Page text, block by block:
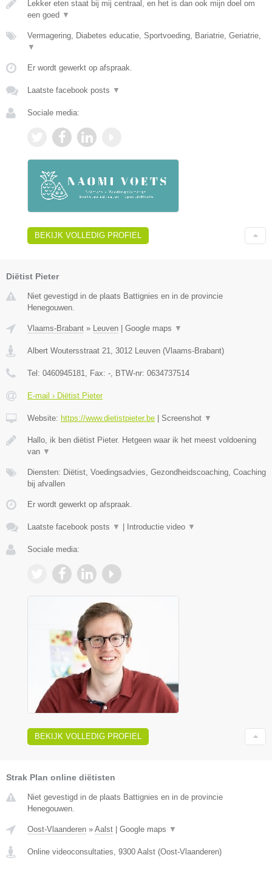
Lekker eten staat bij mij centraal, en het is dan ook mijn doel om
een goed ▼
Vermagering, Diabetes educatie, Sportvoeding, Bariatrie, Geriatrie,
▼
Er wordt gewerkt op afspraak.
Laatste facebook posts ▼
Sociale media:
BEKIJK VOLLEDIG PROFIEL
Diëtist Pieter
Niet gevestigd in de plaats Battignies en in de provincie
Henegouwen.
Vlaams-Brabant » Leuven | Google maps ▼
Albert Woutersstraat 21 3012 Leuven (Vlaams-Brabant)
Tel: 0460945181 , Fax: - , BTW-nr: 0634737514
E-mail › Diëtist Pieter
Website: https://www.dietistpieter.be | Screenshot ▼
Hallo, ik ben diëtist Pieter. Hetgeen waar ik het meest voldoening
van ▼
Diensten: Diëtist, Voedingsadvies, Gezondheidscoaching, Coaching
bij afvallen
Er wordt gewerkt op afspraak.
Laatste facebook posts ▼ | Introductie video ▼
Sociale media:
BEKIJK VOLLEDIG PROFIEL
Strak Plan online diëtisten
Niet gevestigd in de plaats Battignies en in de provincie
Henegouwen.
Oost-Vlaanderen » Aalst Google maps ▼
Online videoconsultaties, 9300 Aalst (Oost-Vlaanderen)